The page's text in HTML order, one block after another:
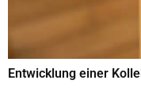
Entwicklung einer